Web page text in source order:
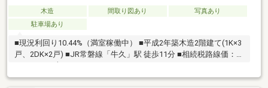
木造 間取り図あり
写真あり
駐車場あり
■現況利回り10.44%（満室稼働中） ■平成2年築木造2階建て(1K×3
戸、2DK×2戸) ■JR常磐線「牛久」駅 徒歩11分 ■相続税路線価：